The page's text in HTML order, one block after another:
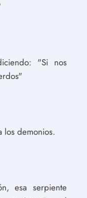
"Si nos
los demonios.
esa serpiente